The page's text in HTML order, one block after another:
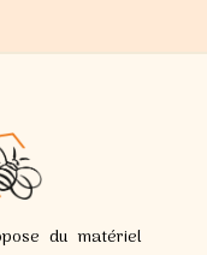
du matériel